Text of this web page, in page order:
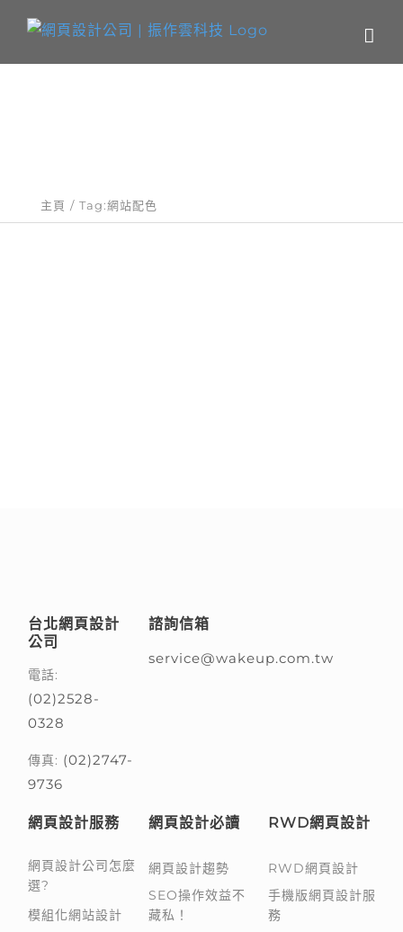
content
主頁 Tag:網站配色
台北網頁設計
公司
電話:
(02)2528-
0328
傳真: (02)2747-
9736
諮詢信箱
service@wakeup.com.tw
網頁設計服務
網頁設計公司怎麼
選?
模組化網站設計
網頁設計必讀
網頁設計趨勢
SEO操作效益不
藏私！
RWD網頁設計
RWD網頁設計
手機版網頁設計服
務